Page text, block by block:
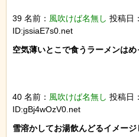
39 名前： 風吹けば名無し 投稿日
ID:jssiaE7s0.net
空気薄いとこで食うラーメンは
40 名前： 風吹けば名無し 投稿日
ID:gBj4wOzV0.net
雪溶かしてお湯飲んどるイメー